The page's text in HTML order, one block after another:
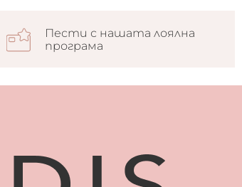
Пести с нашата лоялна
програма